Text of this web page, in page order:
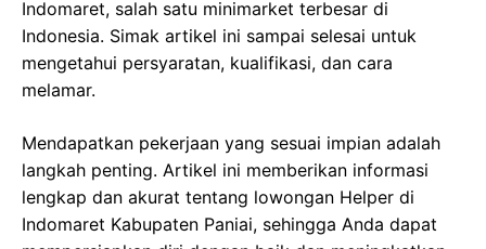
Indomaret, salah satu minimarket terbesar di
Indonesia. Simak artikel ini sampai selesai untuk
mengetahui persyaratan, kualifikasi, dan cara
melamar.
Mendapatkan pekerjaan yang sesuai impian adalah
langkah penting. Artikel ini memberikan informasi
lengkap dan akurat tentang lowongan Helper di
Indomaret Kabupaten Paniai, sehingga Anda dapat